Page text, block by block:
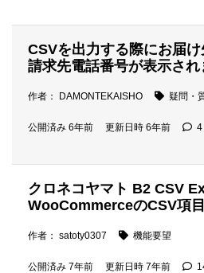
CSVを出力する際にお届
請求先電話番号が表示され
作者： DAMONTEKAISHO 疑問・
公開済み 6年前 更新日時 6年前 4
クロネコヤマト B2 CSV
WooCommerceのCSV項
作者： satoty0307 機能要望
公開済み 7年前 更新日時 7年前